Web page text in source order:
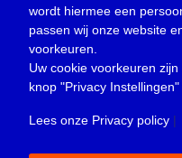
Podcast(18)
prijsvraag (5)
Religie (1.438)
Service(226)
wordt hiermee een
passen wij onze website
voorkeuren.
Uw cookie voorkeuren
knop "Privacy Instellingen"
Lees onze Privacy policy |